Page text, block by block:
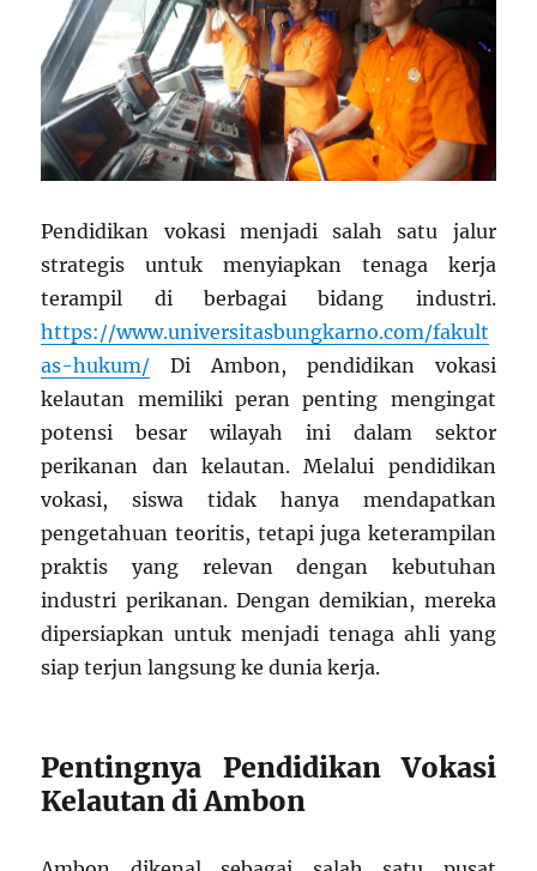
Pendidikan vokasi menjadi salah satu jalur
strategis untuk menyiapkan tenaga kerja
terampil di berbagai bidang industri.
https://www.universitasbungkarno.com/fakult
as-hukum/ Di Ambon, pendidikan vokasi
kelautan memiliki peran penting mengingat
potensi besar wilayah ini dalam sektor
perikanan dan kelautan. Melalui pendidikan
vokasi, siswa tidak hanya mendapatkan
pengetahuan teoritis, tetapi juga keterampilan
praktis yang relevan dengan kebutuhan
industri perikanan. Dengan demikian, mereka
dipersiapkan untuk menjadi tenaga ahli yang
siap terjun langsung ke dunia kerja.
Pentingnya Pendidikan Vokasi
Kelautan di Ambon